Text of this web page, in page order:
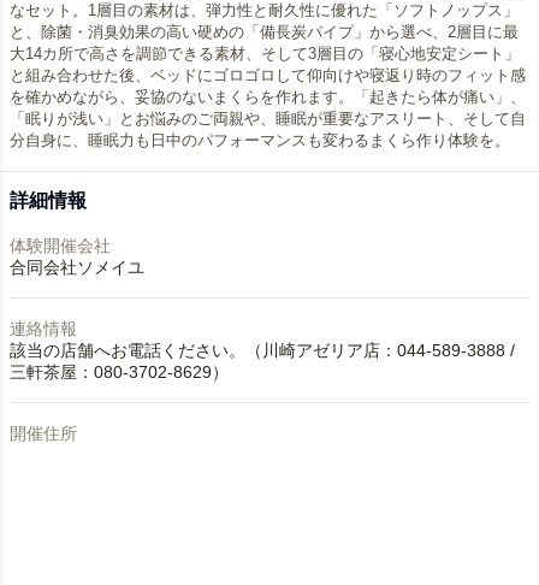
なセット。1層目の素材は、弾力性と耐久性に優れた「ソフトノップス」
と、除菌・消臭効果の高い硬めの「備長炭パイプ」から選べ、2層目に最
大14カ所で高さを調節できる素材、そして3層目の「寝心地安定シート」
と組み合わせた後、ベッドにゴロゴロして仰向けや寝返り時のフィット感
を確かめながら、妥協のないまくらを作れます。「起きたら体が痛い」、
「眠りが浅い」とお悩みのご両親や、睡眠が重要なアスリート、そして自
詳細情報
体験開催会社
合同会社ソメイユ
連絡情報
該当の店舗へお電話ください。（川崎アゼリア店：044-589-3888 /
三軒茶屋：080-3702-8629）
開催住所